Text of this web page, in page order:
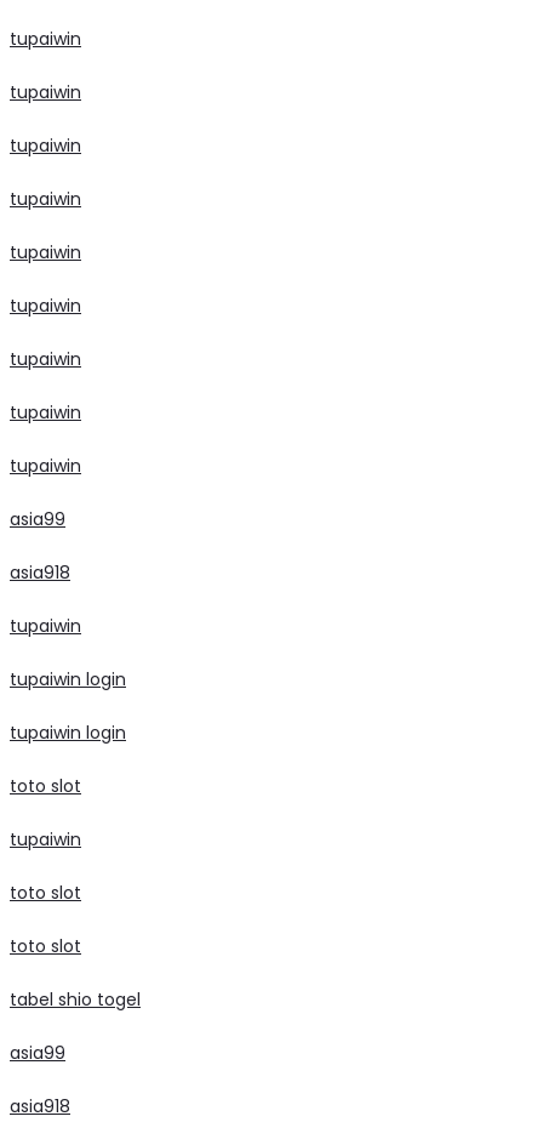
tupaiwin
tupaiwin
tupaiwin
tupaiwin
tupaiwin
tupaiwin
tupaiwin
tupaiwin
tupaiwin
asia99
asia918
tupaiwin
tupaiwin login
tupaiwin login
toto slot
tupaiwin
toto slot
toto slot
tabel shio togel
asia99
asia918